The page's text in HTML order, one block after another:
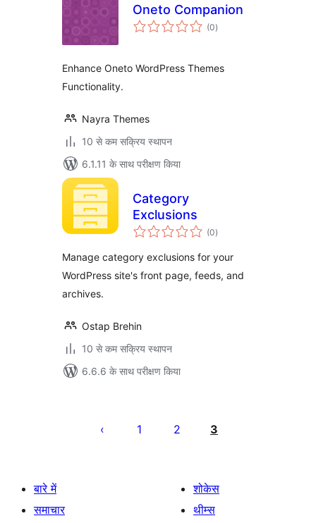
Oneto Companion
(0कुल
दर)
Enhance Oneto WordPress Themes
Functionality.
Nayra Themes
10 से कम सक्रिय स्थापन
6.1.11 के साथ परीक्षण किया
Category
Exclusions
(0कुल
दर)
Manage category exclusions for your
WordPress site's front page, feeds, and
archives.
Ostap Brehin
10 से कम सक्रिय स्थापन
6.6.6 के साथ परीक्षण किया
पेजिनेशन
1 2 3
बारे में
समाचार
शोकेस
थीम्स